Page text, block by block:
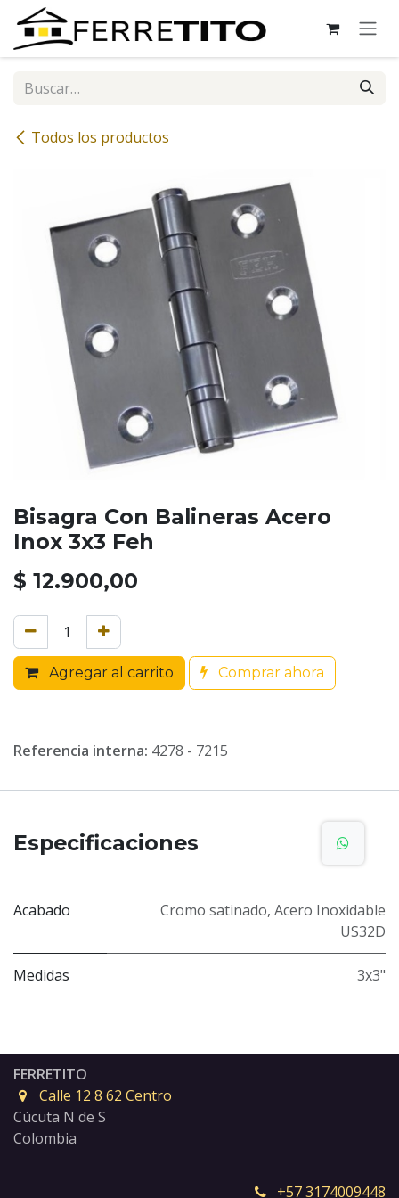
Ir al contenido
Todos los productos
Bisagra Con Balineras Acero
Inox 3x3 Feh
$ 12.900,00
Agregar al carrito Comprar ahora
Referencia interna: 4278 - 7215
Especificaciones
Acabado Cromo satinado, Acero Inoxidable
US32D
Medidas 3x3"
FERRETITO
Calle 12 8 62 Centro
Cúcuta N de S
Colombia
+57 3174009448